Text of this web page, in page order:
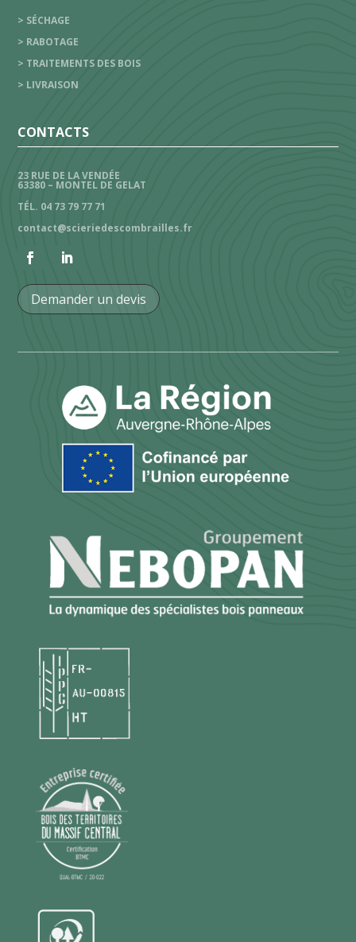
> SÉCHAGE
> RABOTAGE
> TRAITEMENTS DES BOIS
> LIVRAISON
CONTACTS
23 RUE DE LA VENDÉE
63380 – MONTEL DE GELAT
TÉL. 04 73 79 77 71
contact@scieriedescombrailles.fr
Demander un devis